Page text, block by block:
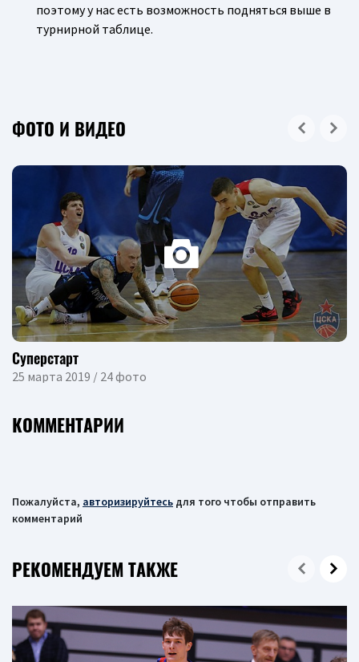
поэтому у нас есть возможность подняться выше в
турнирной таблице.
ФОТО И ВИДЕО
Суперстарт
25 марта 2019 / 24 фото
КОММЕНТАРИИ
Пожалуйста, авторизируйтесь для того чтобы отправить
комментарий
РЕКОМЕНДУЕМ ТАКЖЕ